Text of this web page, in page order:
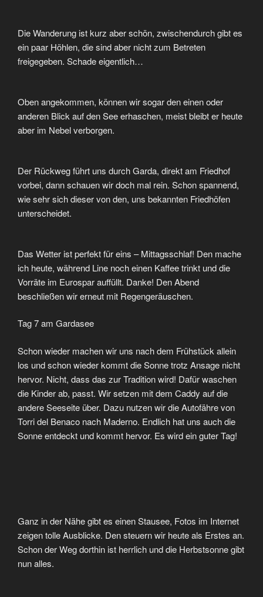
Die Wanderung ist kurz aber schön, zwischendurch gibt es
ein paar Höhlen, die sind aber nicht zum Betreten
freigegeben. Schade eigentlich…
Oben angekommen, können wir sogar den einen oder
anderen Blick auf den See erhaschen, meist bleibt er heute
aber im Nebel verborgen.
Der Rückweg führt uns durch Garda, direkt am Friedhof
vorbei, dann schauen wir doch mal rein. Schon spannend,
wie sehr sich dieser von den, uns bekannten Friedhöfen
unterscheidet.
Das Wetter ist perfekt für eins – Mittagsschlaf! Den mache
ich heute, während Line noch einen Kaffee trinkt und die
Vorräte im Eurospar auffüllt. Danke! Den Abend
beschließen wir erneut mit Regengeräuschen.
Tag 7 am Gardasee
Schon wieder machen wir uns nach dem Frühstück allein
los und schon wieder kommt die Sonne trotz Ansage nicht
hervor. Nicht, dass das zur Tradition wird! Dafür waschen
die Kinder ab, passt. Wir setzen mit dem Caddy auf die
andere Seeseite über. Dazu nutzen wir die Autofähre von
Torri del Benaco nach Maderno. Endlich hat uns auch die
Sonne entdeckt und kommt hervor. Es wird ein guter Tag!
Ganz in der Nähe gibt es einen Stausee, Fotos im Internet
zeigen tolle Ausblicke. Den steuern wir heute als Erstes an.
Schon der Weg dorthin ist herrlich und die Herbstsonne gibt
nun alles.